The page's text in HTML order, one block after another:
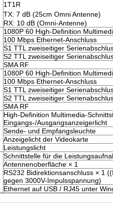
1T1R
TX: 7 dB (25cm Omni Antenne)
RX: 10 dB (Omni-Antenne)
1080P 60 High-Definition
100 Mbps Ethernet-Anschluss
S1 TTL zweiseitiger
S2 TTL zweiseitiger
SMA RF
1080P 60 High-Definition
100 Mbps Ethernet-Anschluss
S1 TTL zweiseitiger
S2 TTL zweiseitiger
SMA RF
High-Definition Multimedia-
Eingangs-/Ausgangsanzeigerlicht
Sende- und Empfangsleuchte
Anzeigelicht der Videokarte
Leistungslicht
Schnittstelle für die
Antennenoberfläche × 1
RS232 Bidirektionsanschluss × 1
gegen 3000V-Impulsspannung)
Ethernet auf USB / RJ45 unter